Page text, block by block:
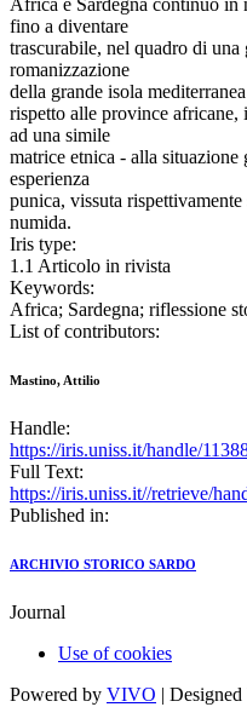
Africa e Sardegna continuò in
fino a diventare
trascurabile, nel quadro di
romanizzazione
della grande isola
rispetto alle province africane,
ad una simile
matrice etnica - alla
esperienza
punica, vissuta
numida.
Iris type:
1.1 Articolo in rivista
Keywords:
Africa; Sardegna; riflessione
List of contributors:
Mastino, Attilio
Handle:
https://iris.uniss.it/handle/
Full Text:
https://iris.uniss.it//retrieve/
Published in:
ARCHIVIO STORICO SARDO
Journal
Use of cookies
Powered by VIVO |